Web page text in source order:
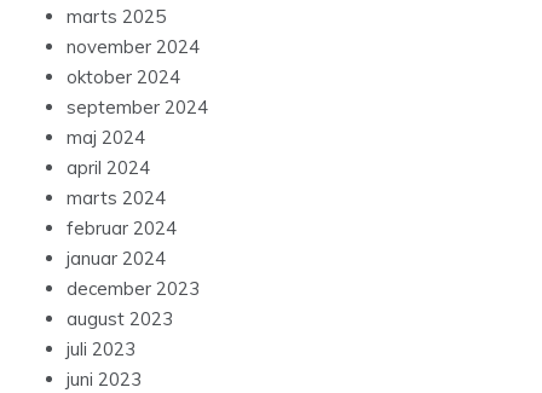
marts 2025
november 2024
oktober 2024
september 2024
maj 2024
april 2024
marts 2024
februar 2024
januar 2024
december 2023
august 2023
juli 2023
juni 2023